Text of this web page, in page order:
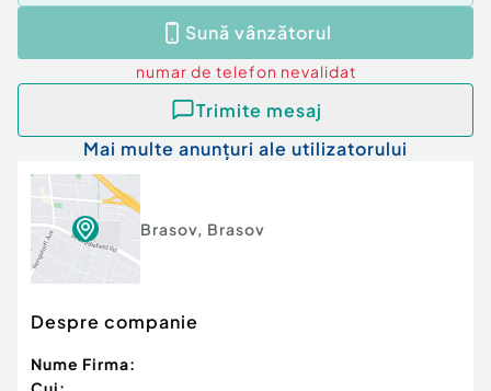
Sună vânzătorul
numar de telefon nevalidat
Trimite mesaj
Mai multe anunțuri ale utilizatorului
Brasov, Brasov
Despre companie
Nume Firma: